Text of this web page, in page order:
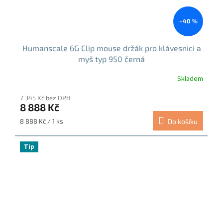
–40 %
Humanscale 6G Clip mouse držák pro klávesnici a
myš typ 950 černá
produktu
je
5,0
5
hvězdiček.
Skladem
7 345 Kč bez DPH
8 888 Kč
Měrná
8 888 Kč / 1 ks Do košíku
Tip